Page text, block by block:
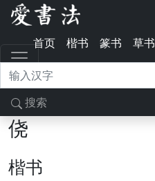
首页 楷书 篆书 草书
搜索
侥
楷书